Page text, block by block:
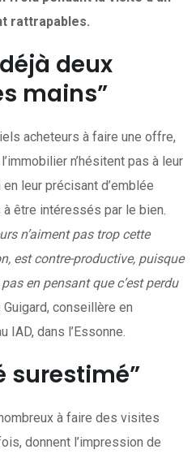
rattrapables.
deux
mains”
acheteurs à faire une offre,
n’hésitent pas à leur
leur précisant d’emblée
être intéressés par le bien.
n’aiment pas trop cette
est contre-productive, puisque
en pensant que c’est perdu
conseillère en
IAD, dans l’Essonne.
surestimé”
à faire des visites
donnent l’impression de